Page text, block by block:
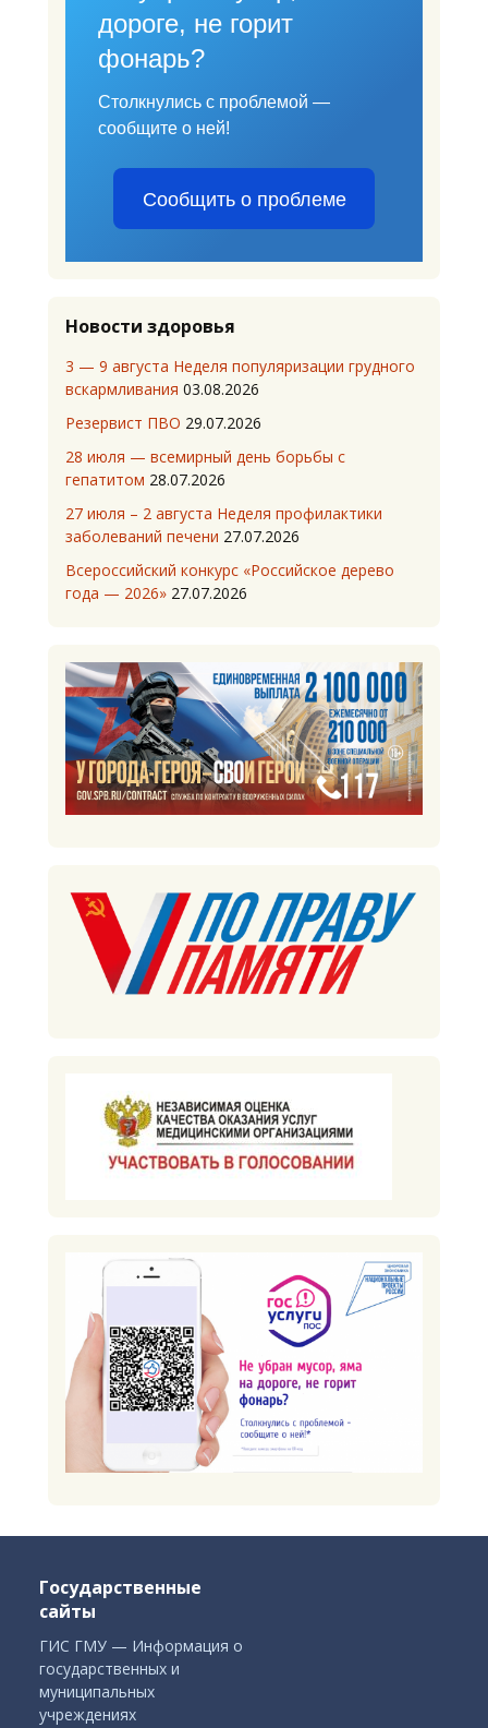
дороге, не горит
фонарь?
Столкнулись с проблемой —
сообщите о ней!
Сообщить о проблеме
Новости здоровья
3 — 9 августа Неделя популяризации грудного
вскармливания 03.08.2026
Резервист ПВО 29.07.2026
28 июля — всемирный день борьбы с
гепатитом 28.07.2026
27 июля – 2 августа Неделя профилактики
заболеваний печени 27.07.2026
Всероссийский конкурс «Российское дерево
года — 2026» 27.07.2026
Государственные
сайты
ГИС ГМУ — Информация о
государственных и
муниципальных
учреждениях